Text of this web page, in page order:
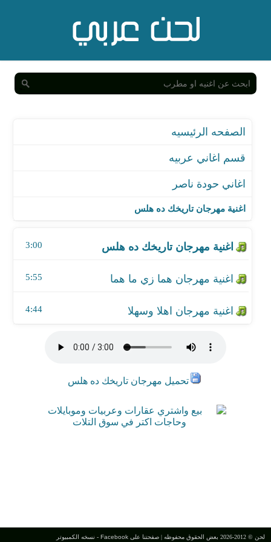
قسم اغاني عربيه
اغاني حودة ناصر
اغنية مهرجان تاريخك ده هلس
اغنية مهرجان تاريخك ده هلس
3:00
5:55
4:44
تحميل مهرجان تاريخك ده هلس
لحن © 2012-2026 بعض الحقوق محفوظه | صفحتنا على Facebook - نسخه الكمبيوتر